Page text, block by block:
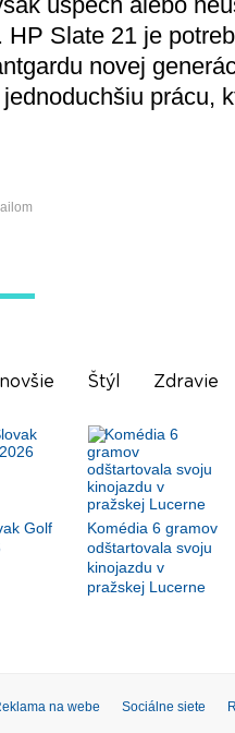
HP Slate 21 je
novej
prácu,
Štýl Zdravie
Golf
Komédia 6 gramov
odštartovala svoju
kinojazdu v
pražskej Lucerne
na webe Sociálne siete